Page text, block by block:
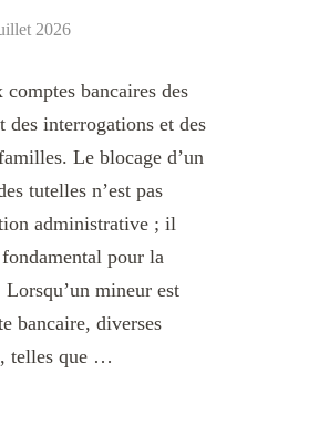
2026
bancaires des
des interrogations et des
Le blocage d’un
tutelles n’est pas
administrative ; il
pour la
mineur est
bancaire, diverses
telles que …